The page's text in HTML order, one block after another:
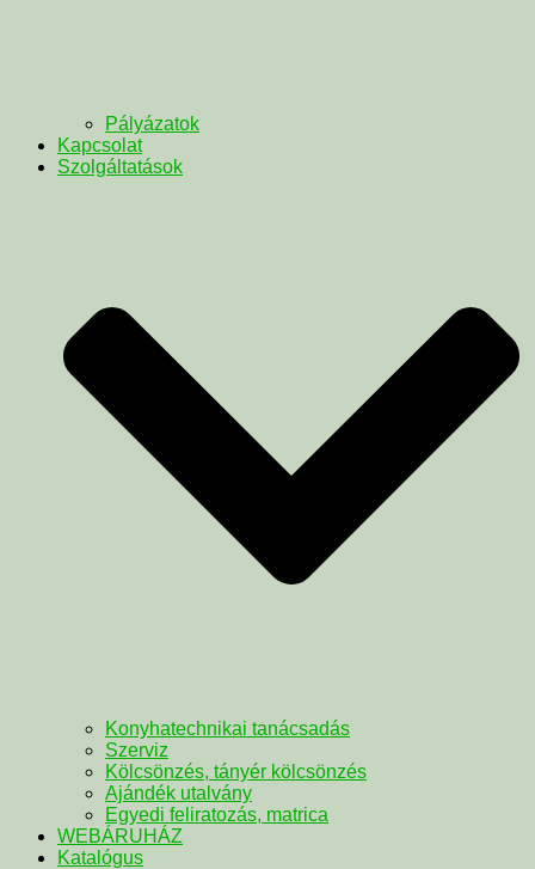
Pályázatok
Kapcsolat
Szolgáltatások
Konyhatechnikai tanácsadás
Szerviz
Kölcsönzés, tányér kölcsönzés
Ajándék utalvány
Egyedi feliratozás, matrica
WEBÁRUHÁZ
Katalógus